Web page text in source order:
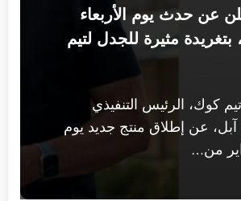
عن حدث يوم الأربعاء
بتغريدة مثيرة للجدل لتيم
كوك، الرئيس التنفيذي
عن إطلاق منتج جديد يوم